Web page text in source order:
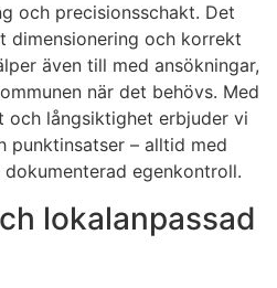
och precisionsschakt. Det
och korrekt
även till med ansökningar,
när det behövs. Med
långsiktighet erbjuder vi
punktinsatser – alltid med
egenkontroll.
lokalanpassad